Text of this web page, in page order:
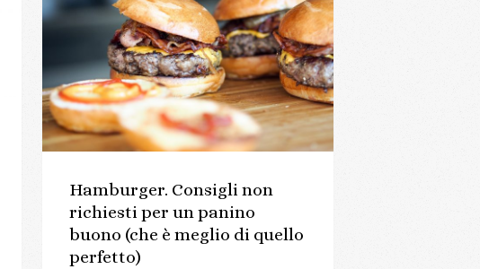
Hamburger. Consigli non
richiesti per un panino
buono (che è meglio di quello
perfetto)